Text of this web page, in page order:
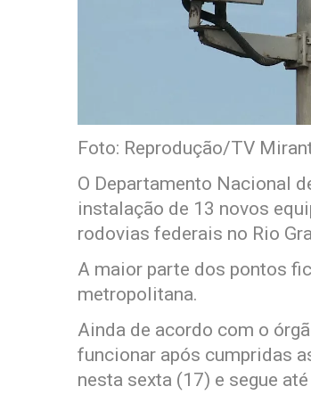
Foto: Reprodução/TV
O Departamento Nacional
instalação de 13 novos
rodovias federais no Rio
A maior parte dos pontos
metropolitana.
Ainda de acordo com o
funcionar após cumpridas
nesta sexta (17) e segue